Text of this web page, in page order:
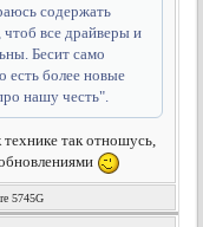
содержать
чтоб все драйверы и
Бесит само
есть более новые
нашу честь".
так отношусь,
5745G